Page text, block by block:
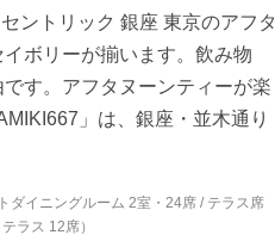
ントリック 銀座 東京のアフタ
ボリーが揃います。飲み物
す。アフタヌーンティーが楽
」は、銀座・並木通り
イニングルーム 2室・24席 / テラス席
ラス 12席）